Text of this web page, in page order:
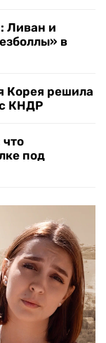
Ливан и
в
решила
КНДР
под